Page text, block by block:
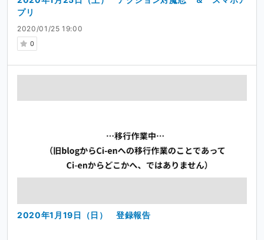
2020/01/25 19:00
0
プリ
2020年1月19日（日） 登録報告